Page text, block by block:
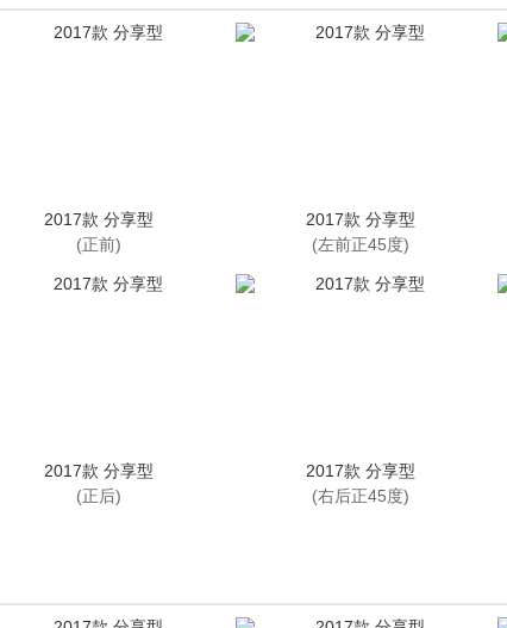
2017款 分享型
(正前)
2017款 分享型
(左前正45度)
2017款 分享型
(正后)
2017款 分享型
(右后正45度)